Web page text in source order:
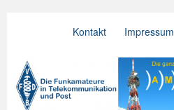
Kontakt Impressum
VFDB e.V.